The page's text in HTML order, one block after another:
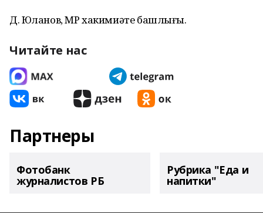
Д. Юланов, МР хакимиәте башлығы.
Читайте нас
Партнеры
Фотобанк
журналистов РБ
Рубрика "Еда и
напитки"